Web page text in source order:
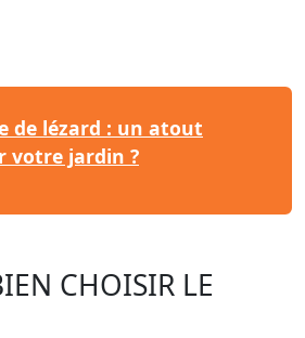
de lézard : un atout
votre jardin ?
CHOISIR LE